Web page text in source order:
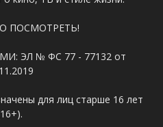
ПОСМОТРЕТЬ!
ЭЛ № ФС 77 - 77132 от
для лиц старше 16 лет